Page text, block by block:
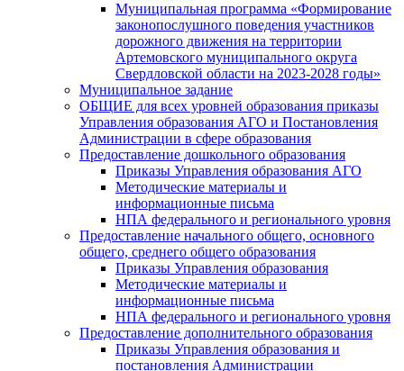
Муниципальная программа «Формирование
законопослушного поведения участников
дорожного движения на территории
Артемовского муниципального округа
Свердловской области на 2023-2028 годы»
Муниципальное задание
ОБЩИЕ для всех уровней образования приказы
Управления образования АГО и Постановления
Администрации в сфере образования
Предоставление дошкольного образования
Приказы Управления образования АГО
Методические материалы и
информационные письма
НПА федерального и регионального уровня
Предоставление начального общего, основного
общего, среднего общего образования
Приказы Управления образования
Методические материалы и
информационные письма
НПА федерального и регионального уровня
Предоставление дополнительного образования
Приказы Управления образования и
постановления Администрации